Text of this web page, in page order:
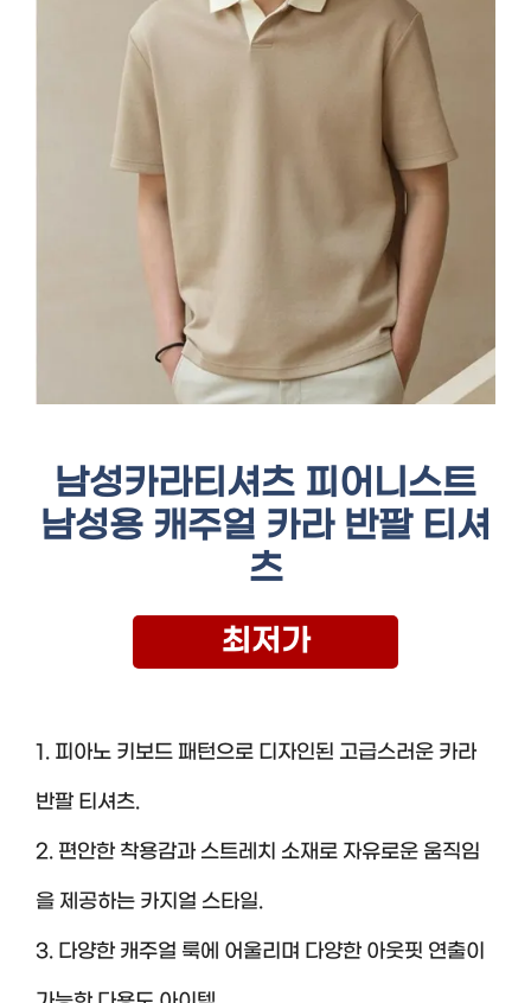
남성카라티셔츠 피어니스트
남성용 캐주얼 카라 반팔 티셔
츠
최저가
1. 피아노 키보드 패턴으로 디자인된 고급스러운 카라
반팔 티셔츠.
2. 편안한 착용감과 스트레치 소재로 자유로운 움직임
을 제공하는 카지얼 스타일.
3. 다양한 캐주얼 룩에 어울리며 다양한 아웃핏 연출이